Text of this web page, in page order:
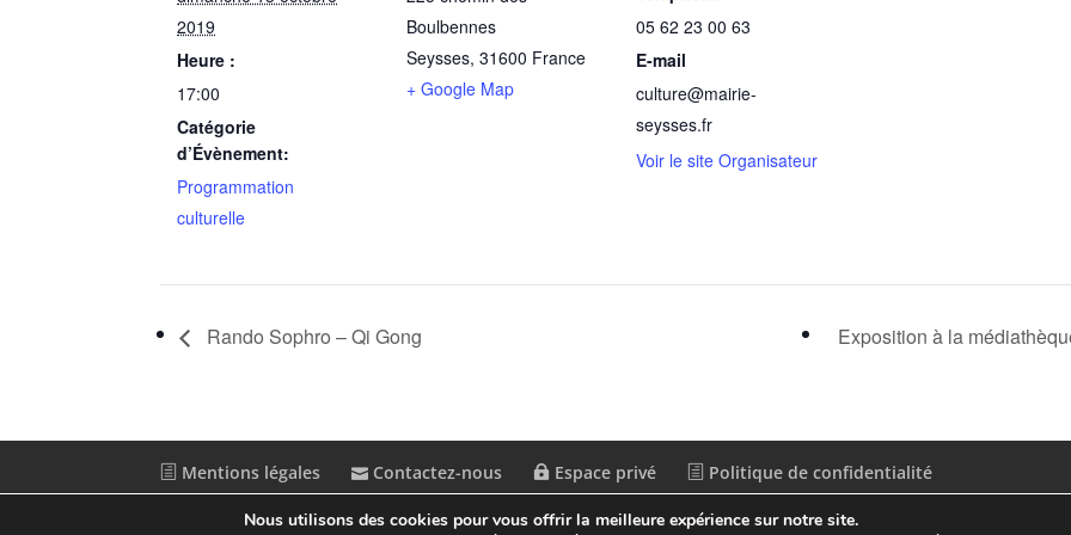
2019
Heure :
17:00
Catégorie
d’Évènement:
Programmation
culturelle
Boulbennes
Seysses, 31600 France
+ Google Map
05 62 23 00 63
E-mail
culture@mairie-
seysses.fr
Voir le site Organisateur
Rando Sophro – Qi Gong Exposition à la
Mentions légales Contactez-nous Espace privé Politique de confidentialité
Nous utilisons des cookies pour vous offrir la meilleure expérience sur notre site.